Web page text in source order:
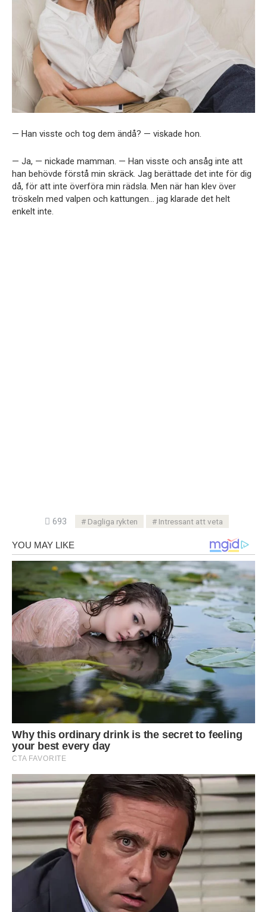
— Han visste och tog dem ändå? — viskade hon.
— Ja, — nickade mamman. — Han visste och ansåg inte att
han behövde förstå min skräck. Jag berättade det inte för dig
då, för att inte överföra min rädsla. Men när han klev över
tröskeln med valpen och kattungen… jag klarade det helt
enkelt inte.
693 Dagliga rykten Intressant att veta